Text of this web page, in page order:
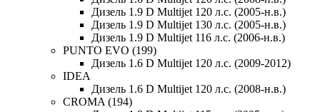
Дизель 1.9 D Multijet 120 л.с. (2005-н.в.)
Дизель 1.9 D Multijet 130 л.с. (2005-н.в.)
Дизель 1.9 D Multijet 116 л.с. (2006-н.в.)
PUNTO EVO (199)
Дизель 1.6 D Multijet 120 л.с. (2009-2012)
IDEA
Дизель 1.6 D Multijet 120 л.с. (2008-н.в.)
CROMA (194)